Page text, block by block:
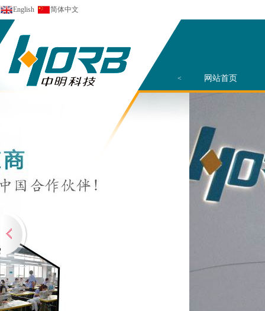
English 简体中文
< 网站首页